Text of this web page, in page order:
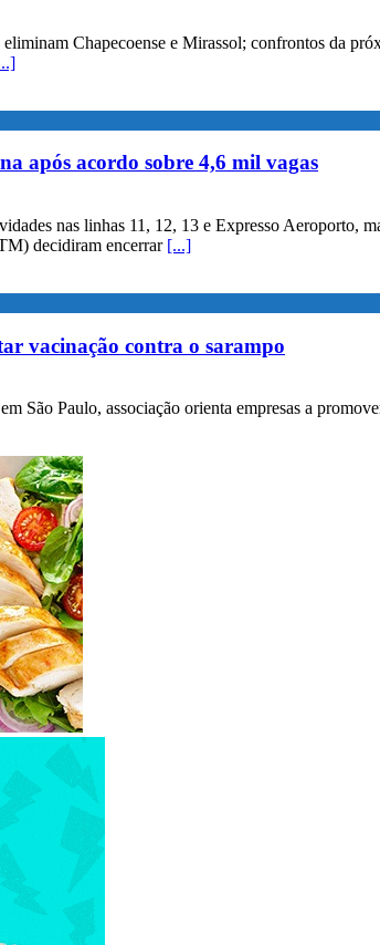
Chapecoense e Mirassol; confrontos da
após acordo sobre 4,6 mil vagas
nas linhas 11, 12, 13 e Expresso Aeroporto,
decidiram encerrar [...]
vacinação contra o sarampo
São Paulo, associação orienta empresas a